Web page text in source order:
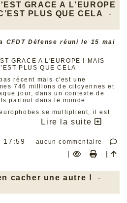
GRACE A L'EUROPE
PLUS QUE CELA
-
CFDT Défense réuni le 15 mai
GRACE A L'EUROPE ! MAIS
PLUS QUE CELA
récent mais c'est une
746 millions de citoyennes et
jour, dans un contexte de
partout dans le monde.
se multiplient, il est
préciser que si la paix à elle
unie et solidaire, d’autant plus
avancées sociales et
femmes/hommes grâce à
à des mesures
écarts salariaux sont supérieurs
est encore aujourd’hui de
Lire la suite
17:59 - aucun commentaire -
| |
cacher une autre !
-